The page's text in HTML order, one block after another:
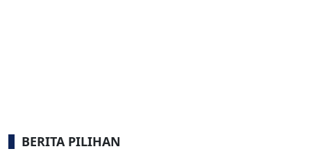
BERITA PILIHAN